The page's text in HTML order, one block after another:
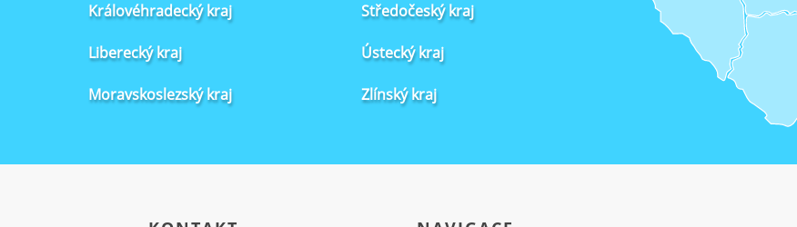
Královéhradecký kraj
Liberecký kraj
Moravskoslezský kraj
Středočeský kraj
Ústecký kraj
Zlínský kraj